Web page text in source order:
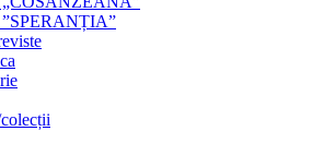
”SPERANȚIA”